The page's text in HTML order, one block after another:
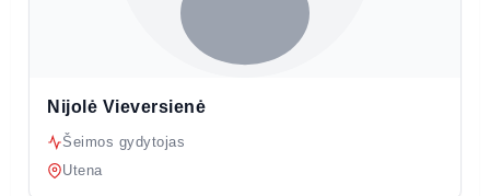
Nijolė Vieversienė
Šeimos gydytojas
Utena